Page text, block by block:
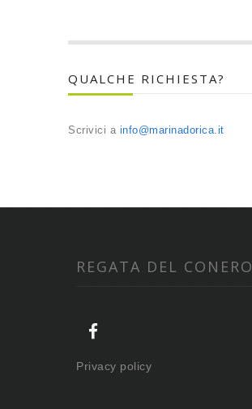
QUALCHE RICHIESTA?
Scrivici a info@marinadorica.it
REGATA DEL CONERO
Privacy policy